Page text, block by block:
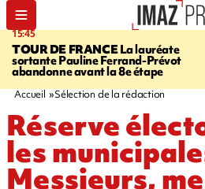
15:45
TOUR DE FRANCELa lauréate
sortante Pauline Ferrand-Prévot
abandonne avant la 8e étape
Accueil Sélection de la rédaction
Réserve
les
Messieurs,